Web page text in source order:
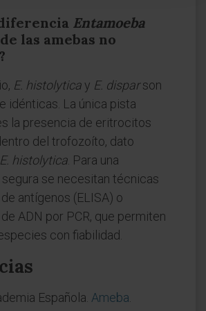
Entamoeba
las amebas no
E. histolyticay E. disparson
idénticas. La única pista
la presencia de eritrocitos
del trofozoíto, dato
E. histolytica . Para una
se necesitan técnicas
antígenos (ELISA) o
ADN por PCR, que permiten
con fiabilidad.
Española. Ameba